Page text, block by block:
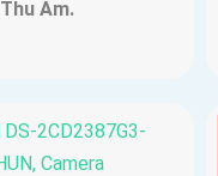
Thu Âm.